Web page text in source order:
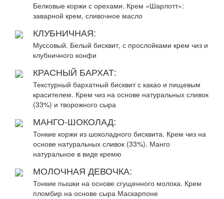
Белковые коржи с орехами. Крем «Шарлотт»:
заварной крем, сливочное масло
КЛУБНИЧНАЯ:
Муссовый. Белый бисквит, с прослойками крем чиз и
клубничного конфи
КРАСНЫЙ БАРХАТ:
Текстурный бархатный бисквит с какао и пищевым
красителем. Крем чиз на основе натуральных сливок
(33%) и творожного сыра
МАНГО-ШОКОЛАД:
Тонкие коржи из шоколадного бисквита. Крем чиз на
основе натуральных сливок (33%). Манго
натуральное в виде кремю
МОЛОЧНАЯ ДЕВОЧКА:
Тонкие пышки на основе сгущенного молока. Крем
пломбир на основе сыра Маскарпоне